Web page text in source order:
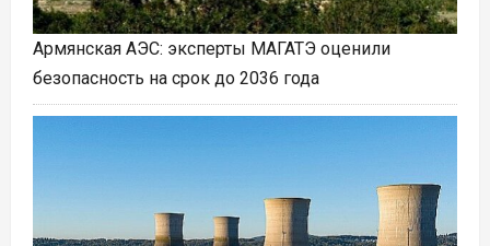
Армянская АЭС: эксперты МАГАТЭ оценили
безопасность на срок до 2036 года